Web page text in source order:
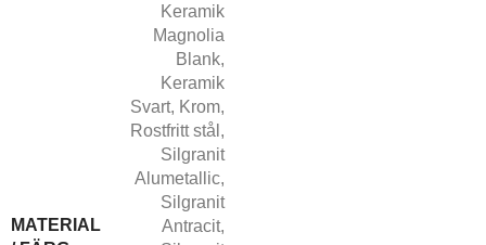
MATERIAL
Keramik
Magnolia
Blank,
Keramik
Svart, Krom,
Rostfritt stål ,
Silgranit
Alumetallic,
Silgranit
Antracit,